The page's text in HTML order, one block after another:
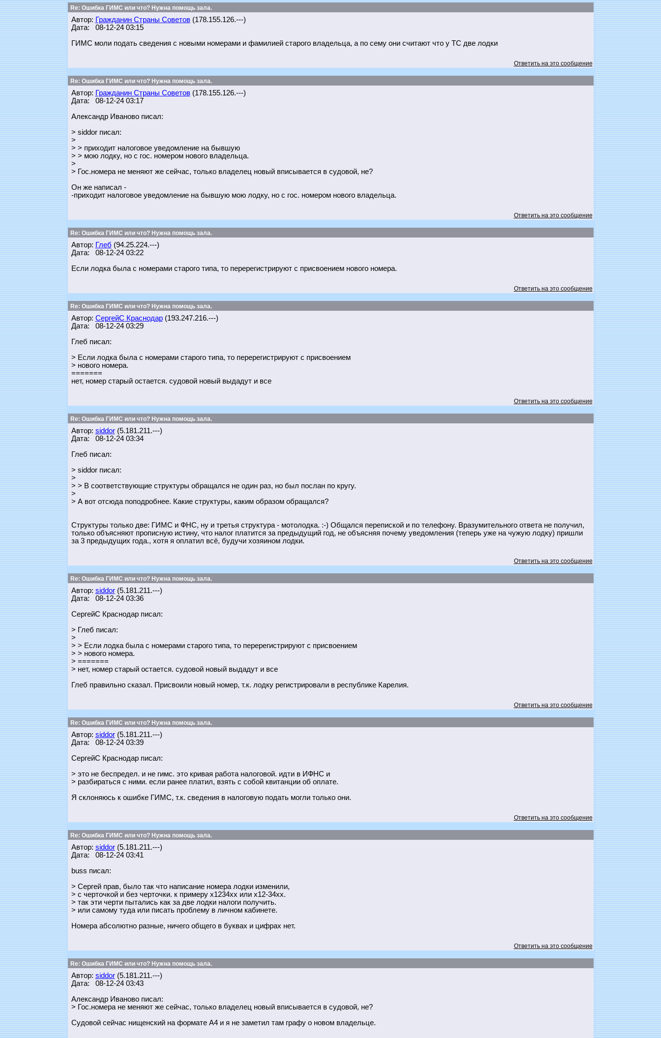
Re: Ошибка ГИМС или что? Нужна помощь зала.
Автор: Гражданин Страны Советов(178.155.126.---)
Дата: 08-12-24 03:15
ГИМС моли подать сведения с новыми номерами и фамилией старого владельца, а по сему они считают что у ТС две лодки
Ответить на это сообщение
Re: Ошибка ГИМС или что? Нужна помощь зала.
Автор: Гражданин Страны Советов(178.155.126.---)
Дата: 08-12-24 03:17
Александр Иваново писал:
> siddor писал:
>
> > приходит налоговое уведомление на бывшую
> > мою лодку, но с гос. номером нового владельца.
>
> Гос.номера не меняют же сейчас, только владелец новый вписывается в судовой, не?
Он же написал -
-приходит налоговое уведомление на бывшую мою лодку, но с гос. номером нового владельца.
Ответить на это сообщение
Re: Ошибка ГИМС или что? Нужна помощь зала.
Автор: Глеб (94.25.224.---)
Дата: 08-12-24 03:22
Если лодка была с номерами старого типа, то перерегистрируют с присвоением нового номера.
Ответить на это сообщение
Re: Ошибка ГИМС или что? Нужна помощь зала.
Автор: СергейС Краснодар(193.247.216.---)
Дата: 08-12-24 03:29
Глеб писал:
> Если лодка была с номерами старого типа, то перерегистрируют с присвоением
> нового номера.
=======
нет, номер старый остается. судовой новый выдадут и все
Ответить на это сообщение
Re: Ошибка ГИМС или что? Нужна помощь зала.
Автор: siddor(5.181.211.---)
Дата: 08-12-24 03:34
Глеб писал:
> siddor писал:
>
> > В соответствующие структуры обращался не один раз, но был послан по кругу.
>
> А вот отсюда поподробнее. Какие структуры, каким образом обращался?
Структуры только две: ГИМС и ФНС, ну и третья структура - мотолодка. :-) Общался перепиской и по телефону. Вразумительного ответа не получил,
только объясняют прописную истину, что налог платится за предыдущий год, не объясняя почему уведомления (теперь уже на чужую лодку) пришли
за 3 предыдущих года., хотя я оплатил всё, будучи хозяином лодки.
Ответить на это сообщение
Re: Ошибка ГИМС или что? Нужна помощь зала.
Автор: siddor(5.181.211.---)
Дата: 08-12-24 03:36
СергейС Краснодар писал:
> Глеб писал:
>
> > Если лодка была с номерами старого типа, то перерегистрируют с присвоением
> > нового номера.
> =======
> нет, номер старый остается. судовой новый выдадут и все
Глеб правильно сказал. Присвоили новый номер, т.к. лодку регистрировали в республике Карелия.
Ответить на это сообщение
Re: Ошибка ГИМС или что? Нужна помощь зала.
Автор: siddor(5.181.211.---)
Дата: 08-12-24 03:39
СергейС Краснодар писал:
> это не беспредел. и не гимс. это кривая работа налоговой. идти в ИФНС и
> разбираться с ними. если ранее платил, взять с собой квитанции об оплате.
Я склоняюсь к ошибке ГИМС, т.к. сведения в налоговую подать могли только они.
Ответить на это сообщение
Re: Ошибка ГИМС или что? Нужна помощь зала.
Автор: siddor(5.181.211.---)
Дата: 08-12-24 03:41
buss писал:
> Сергей прав, было так что написание номера лодки изменили,
> с черточкой и без черточки. к примеру х1234хх или х12-34хх.
> так эти черти пытались как за две лодки налоги получить.
> или самому туда или писать проблему в личном кабинете.
Номера абсолютно разные, ничего общего в буквах и цифрах нет.
Ответить на это сообщение
Re: Ошибка ГИМС или что? Нужна помощь зала.
Автор: siddor(5.181.211.---)
Дата: 08-12-24 03:43
Александр Иваново писал:
> Гос.номера не меняют же сейчас, только владелец новый вписывается в судовой, не?
Судовой сейчас нищенский на формате А4 и я не заметил там графу о новом владельце.